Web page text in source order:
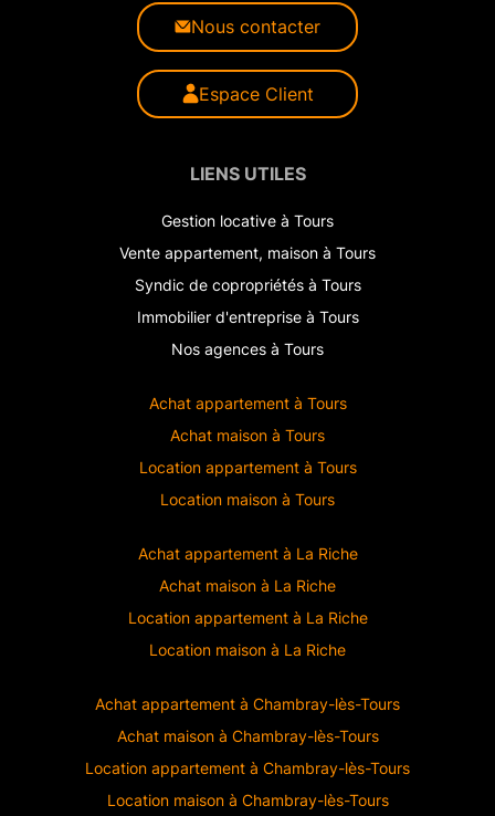
Nous contacter
Espace Client
LIENS UTILES
Gestion locative à Tours
Vente appartement, maison à Tours
Syndic de copropriétés à Tours
Immobilier d'entreprise à Tours
Nos agences à Tours
Achat appartement à Tours
Achat maison à Tours
Location appartement à Tours
Location maison à Tours
Achat appartement à La Riche
Achat maison à La Riche
Location appartement à La Riche
Location maison à La Riche
Achat appartement à Chambray-lès-Tours
Achat maison à Chambray-lès-Tours
Location appartement à Chambray-lès-Tours
Location maison à Chambray-lès-Tours